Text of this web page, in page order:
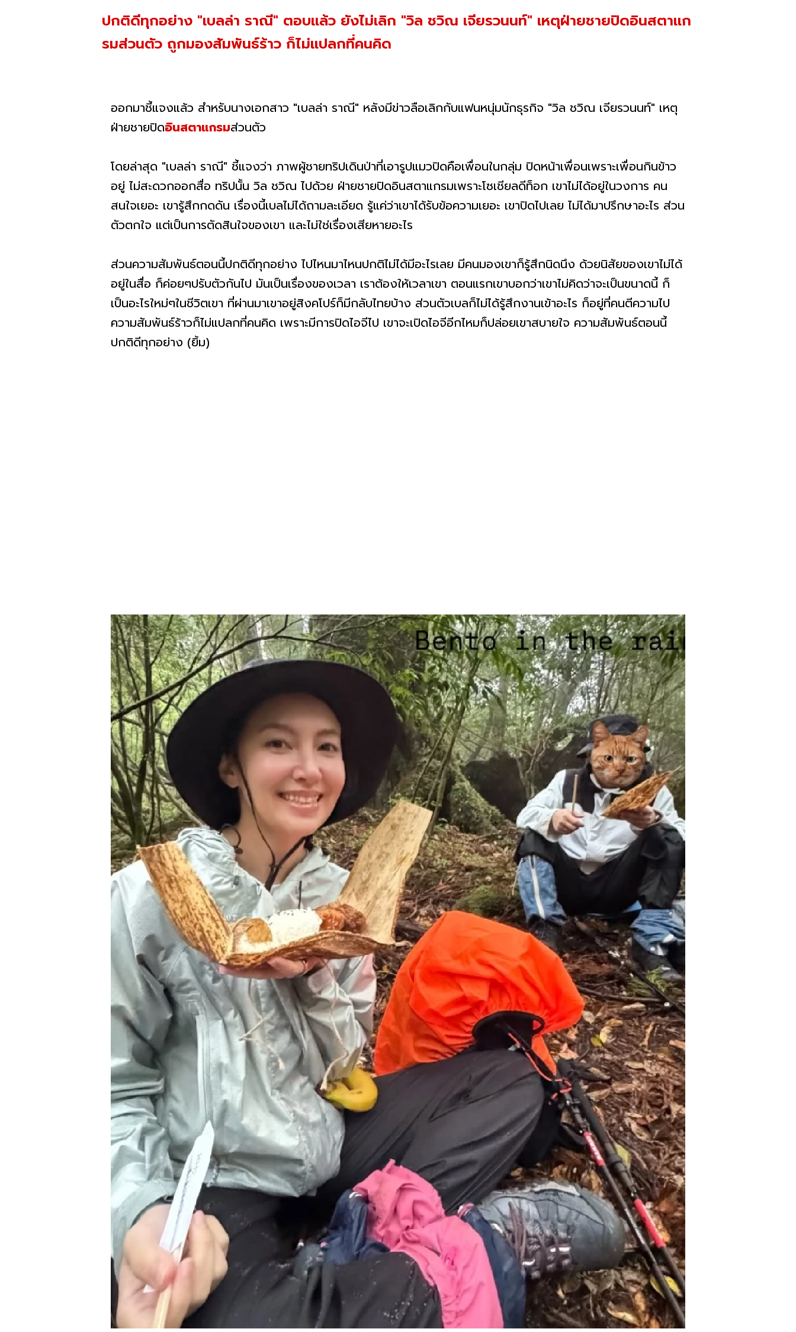
ปกติดีทุกอย่าง "เบลล่า ราณี" ตอบแล้ว ยังไม่เลิก "วิล ชวิณ เจียรวนนท์" เหตุฝ่ายชายปิดอินสตาแก
รมส่วนตัว ถูกมองสัมพันธ์ร้าว ก็ไม่แปลกที่คนคิด
ออกมาชี้แจงแล้ว สำหรับนางเอกสาว "เบลล่า ราณี" หลังมีข่าวลือเลิกกับแฟนหนุ่มนักธุรกิจ "วิล ชวิณ เจียรวนนท์" เหตุ
ฝ่ายชายปิดอินสตาแกรมส่วนตัว
โดยล่าสุด "เบลล่า ราณี" ชี้แจงว่า ภาพผู้ชายทริปเดินป่าที่เอารูปแมวปิดคือเพื่อนในกลุ่ม ปิดหน้าเพื่อนเพราะเพื่อนกินข้าว
อยู่ ไม่สะดวกออกสื่อ ทริปนั้น วิล ชวิณ ไปด้วย ฝ่ายชายปิดอินสตาแกรมเพราะโซเชียลดีท็อก เขาไม่ได้อยู่ในวงการ คน
สนใจเยอะ เขารู้สึกกดดัน เรื่องนี้เบลไม่ได้ถามละเอียด รู้แค่ว่าเขาได้รับข้อความเยอะ เขาปิดไปเลย ไม่ได้มาปรึกษาอะไร ส่วน
ตัวตกใจ แต่เป็นการตัดสินใจของเขา และไม่ใช่เรื่องเสียหายอะไร
ส่วนความสัมพันธ์ตอนนี้ปกติดีทุกอย่าง ไปไหนมาไหนปกติไม่ได้มีอะไรเลย มีคนมองเขาก็รู้สึกนิดนึง ด้วยนิสัยของเขาไม่ได้
อยู่ในสื่อ ก็ค่อยๆปรับตัวกันไป มันเป็นเรื่องของเวลา เราต้องให้เวลาเขา ตอนแรกเขาบอกว่าเขาไม่คิดว่าจะเป็นขนาดนี้ ก็
เป็นอะไรใหม่ๆในชีวิตเขา ที่ผ่านมาเขาอยู่สิงคโปร์ก็มีกลับไทยบ้าง ส่วนตัวเบลก็ไม่ได้รู้สึกงานเข้าอะไร ก็อยู่ที่คนตีความไป
ความสัมพันธ์ร้าวก็ไม่แปลกที่คนคิด เพราะมีการปิดไอจีไป เขาจะเปิดไอจีอีกไหมก็ปล่อยเขาสบายใจ ความสัมพันธ์ตอนนี้
ปกติดีทุกอย่าง (ยิ้ม)